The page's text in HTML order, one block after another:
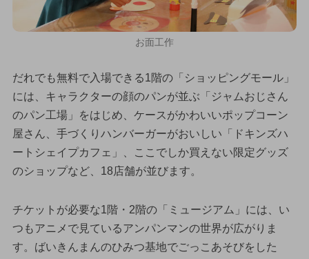
お面工作
だれでも無料で入場できる1階の「ショッピングモール」
には、キャラクターの顔のパンが並ぶ「ジャムおじさん
のパン工場」をはじめ、ケースがかわいいポップコーン
屋さん、手づくりハンバーガーがおいしい「ドキンズハ
ートシェイプカフェ」、ここでしか買えない限定グッズ
のショップなど、18店舗が並びます。
チケットが必要な1階・2階の「ミュージアム」には、い
つもアニメで見ているアンパンマンの世界が広がりま
す。ばいきんまんのひみつ基地でごっこあそびをした